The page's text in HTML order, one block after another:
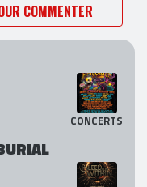
COMMENTER
CONCERTS